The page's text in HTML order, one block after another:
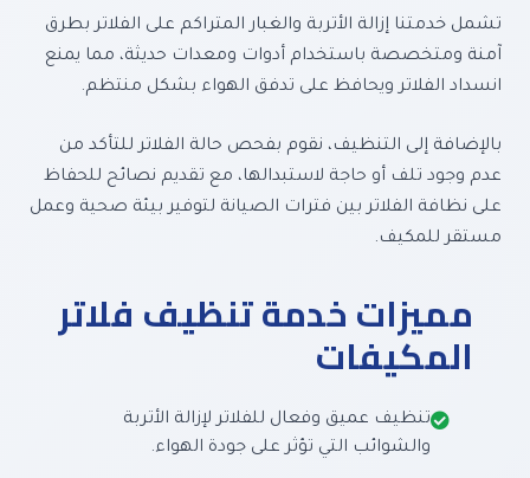
تشمل خدمتنا إزالة الأتربة والغبار المتراكم على الفلاتر بطرق
آمنة ومتخصصة باستخدام أدوات ومعدات حديثة، مما يمنع
انسداد الفلاتر ويحافظ على تدفق الهواء بشكل منتظم.
بالإضافة إلى التنظيف، نقوم بفحص حالة الفلاتر للتأكد من
عدم وجود تلف أو حاجة لاستبدالها، مع تقديم نصائح للحفاظ
على نظافة الفلاتر بين فترات الصيانة لتوفير بيئة صحية وعمل
مستقر للمكيف.
مميزات خدمة تنظيف فلاتر
المكيفات
تنظيف عميق وفعال للفلاتر لإزالة الأتربة
والشوائب التي تؤثر على جودة الهواء.